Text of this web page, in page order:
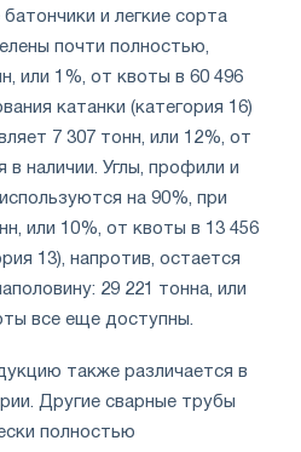
и легкие сорта
почти полностью,
или 1%, от квоты в 60 496
катанки (категория 16)
7 307 тонн, или 12%, от
наличии. Углы, профили и
на 90%, при
или 10%, от квоты в 13 456
13), напротив, остается
29 221 тонна, или
все еще доступны.
также различается в
Другие сварные трубы
полностью